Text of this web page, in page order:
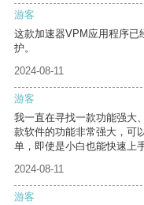
游客
这款加速器VPM应用程序已
护。
2024-08-11
游客
我一直在寻找一款功能强大
款软件的功能非常强大，可
单，即使是小白也能快速上手
2024-08-11
游客